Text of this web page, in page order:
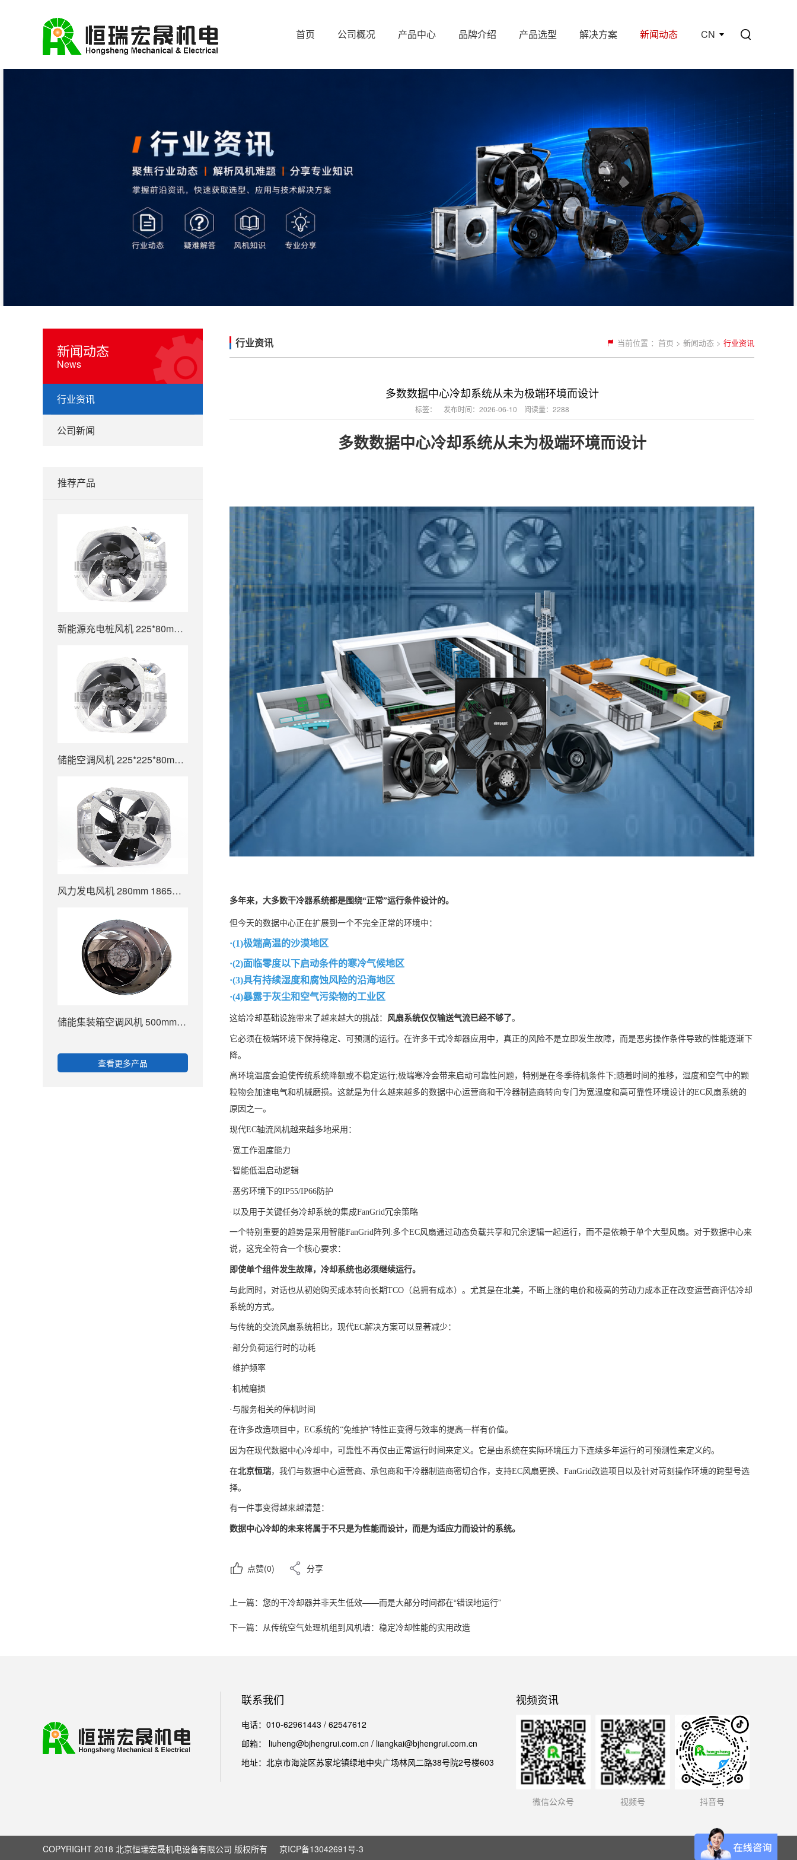
CN
首页 公司概况 产品中心 品牌介绍 产品选型 解决方案 新闻动态
新闻动态
News
行业资讯
公司新闻
推荐产品
新能源充电桩风机 225*80mm 880m³/h W2E200-HK38-01
储能空调风机 225*225*80mm 880m³/h W2E200-HK38-01
风力发电风机 280mm 1865m3/h W2E250-HL06-01
储能集装箱空调风机 500mm 8320m³/h R4D500-AT03-01
查看更多产品
当前位置 ： 首页 > 新闻动态 > 行业资讯
行业资讯
多数数据中心冷却系统从未为极端环境而设计
标签： 发布时间：2026-06-10 阅读量：2288
多数数据中心冷却系统从未为极端环境而设计
多年来，大多数干冷器系统都是围绕“正常”运行条件设计的。
但今天的数据中心正在扩展到一个不完全正常的环境中：
·(1)极端高温的沙漠地区
·(2)面临零度以下启动条件的寒冷气候地区
·(3)具有持续湿度和腐蚀风险的沿海地区
·(4)暴露于灰尘和空气污染物的工业区
这给冷却基础设施带来了越来越大的挑战： 风扇系统仅仅输送气流已经不够了。
它必须在极端环境下保持稳定、可预测的运行。在许多干式冷却器应用中，真正的风险不是立即发生故障，而是恶劣操作条件导致的性能逐渐下
降。
高环境温度会迫使传统系统降额或不稳定运行;极端寒冷会带来启动可靠性问题，特别是在冬季待机条件下;随着时间的推移，湿度和空气中的颗
粒物会加速电气和机械磨损。这就是为什么越来越多的数据中心运营商和干冷器制造商转向专门为宽温度和高可靠性环境设计的EC风扇系统的
原因之一。
现代EC轴流风机越来越多地采用：
·宽工作温度能力
·智能低温启动逻辑
·恶劣环境下的IP55/IP66防护
·以及用于关键任务冷却系统的集成FanGrid冗余策略
一个特别重要的趋势是采用智能FanGrid阵列:多个EC风扇通过动态负载共享和冗余逻辑一起运行，而不是依赖于单个大型风扇。对于数据中心来
说，这完全符合一个核心要求：
即使单个组件发生故障，冷却系统也必须继续运行。
与此同时，对话也从初始购买成本转向长期TCO（总拥有成本）。尤其是在北美，不断上涨的电价和极高的劳动力成本正在改变运营商评估冷却
系统的方式。
与传统的交流风扇系统相比，现代EC解决方案可以显著减少：
·部分负荷运行时的功耗
·维护频率
·机械磨损
·与服务相关的停机时间
在许多改造项目中，EC系统的“免维护”特性正变得与效率的提高一样有价值。
因为在现代数据中心冷却中，可靠性不再仅由正常运行时间来定义。它是由系统在实际环境压力下连续多年运行的可预测性来定义的。
在北京恒瑞，我们与数据中心运营商、承包商和干冷器制造商密切合作，支持EC风扇更换、FanGrid改造项目以及针对苛刻操作环境的跨型号选
择。
有一件事变得越来越清楚：
数据中心冷却的未来将属于不只是为性能而设计，而是为适应力而设计的系统。
点赞(0) 分享
上一篇：您的干冷却器并非天生低效——而是大部分时间都在“错误地运行”
下一篇：从传统空气处理机组到风机墙：稳定冷却性能的实用改造
联系我们
电话：010-62961443 / 62547612
邮箱： liuheng@bjhengrui.com.cn / liangkai@bjhengrui.com.cn
地址：北京市海淀区苏家坨镇绿地中央广场林风二路38号院2号楼603
视频资讯
微信公众号 视频号 抖音号
COPYRIGHT 2018 北京恒瑞宏晟机电设备有限公司 版权所有 京ICP备13042691号-3